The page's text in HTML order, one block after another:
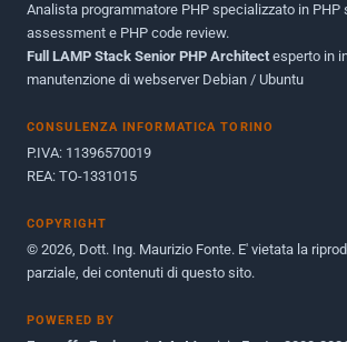
Ottobre 2010
Maggio 2010
Giugno 2009
Analista programmatore PHP specializzato in PHP
assessment e PHP code review.
Full LAMP Stack Senior PHP Architect esperto in
manutenzione di webserver Debian / Ubuntu
CONSULENZA INFORMATICA TORINO
P.IVA: 11396570019
REA: TO-1331015
COPYRIGHT
© 2026, Dott. Ing. Maurizio Fonte. E' vietata la
parziale, dei contenuti di questo sito.
POWERED BY